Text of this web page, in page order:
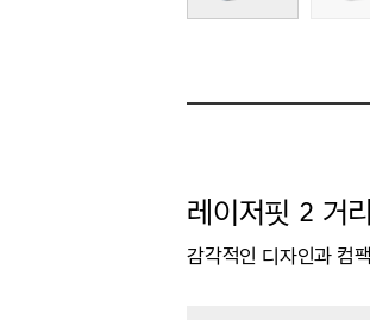
레이저핏 2 거
감각적인 디자인과 컴